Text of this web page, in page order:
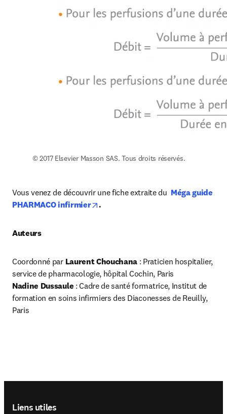
© 2017 Elsevier Masson SAS. Tous droits réservés.
Vous venez de découvrir une fiche extraite du Méga guide
PHARMACO infirmier
opens in new tab/window
.
Auteurs
Coordonné par Laurent Chouchana : Praticien hospitalier,
Nadine Dussaule : Cadre de santé formatrice, Institut de
formation en soins infirmiers des Diaconesses de Reuilly,
Paris
Liens utiles